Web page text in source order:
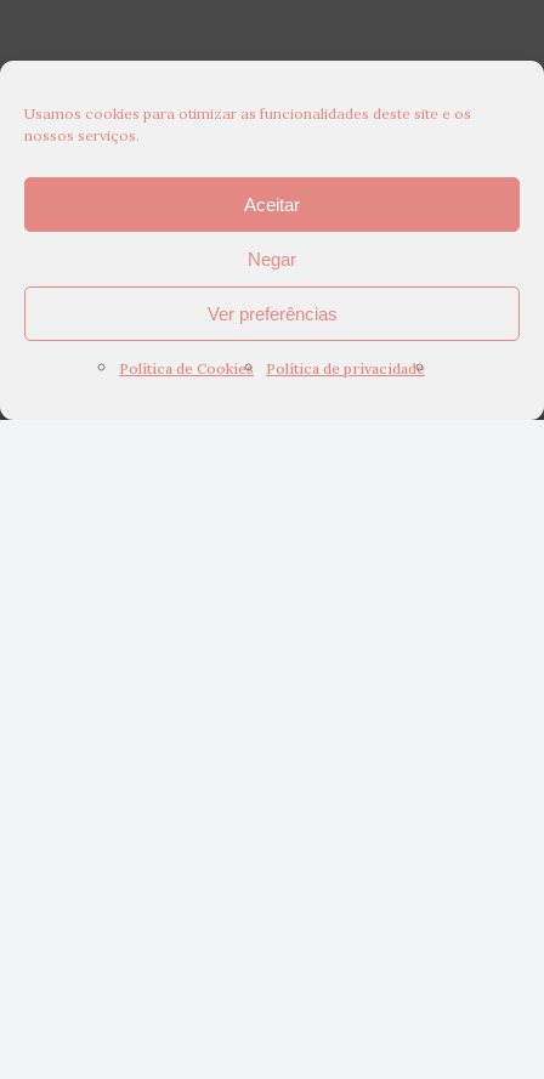
Usamos cookies para otimizar as funcionalidades deste site e os
nossos serviços.
Aceitar
Negar
Ver preferências
Política de Cookies Política de privacidade